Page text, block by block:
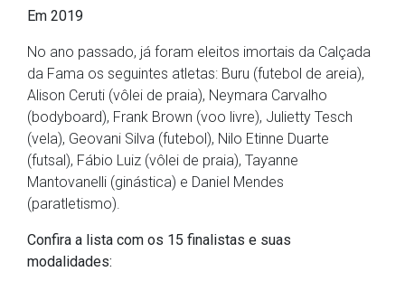
Em 2019
No ano passado, já foram eleitos imortais da Calçada
da Fama os seguintes atletas: Buru (futebol de areia),
Alison Ceruti (vôlei de praia), Neymara Carvalho
(bodyboard), Frank Brown (voo livre), Julietty Tesch
(vela), Geovani Silva (futebol), Nilo Etinne Duarte
(futsal), Fábio Luiz (vôlei de praia), Tayanne
Mantovanelli (ginástica) e Daniel Mendes
(paratletismo).
Confira a lista com os 15 finalistas e suas
modalidades: